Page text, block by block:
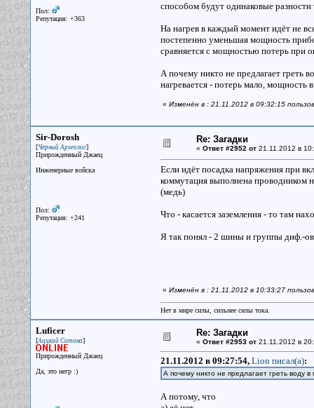
Пол:
Репутация: +363
способом будут одинаковые
На нагрев в каждый момент идёт не
постепенно уменьшая мощность
сравняется с мощностью потерь при
А почему никто не предлагает греть
нагревается - потерь мало, мощность
« Изменён в : 21.11.2012 в 09:32:15
Sir-Dorosh
[Черный Археолог]
Прирожденный Джаец
Инженерные войска
Пол:
Репутация: +241
Re: Загадки
« Ответ #2952 от21.11.2012 в
Если идёт посадка напряжения при
коммутация выполнена проводником
(медь)
Что - касается заземления - то там
Я так понял - 2 шины и группы диф.-ов
« Изменён в : 21.11.2012 в 10:33:27
Нет в мире силы, сильнее силы тока.
Luficer
[Аццкий Сотона]
Прирожденный Джаец
Да, это негр :)
Re: Загадки
« Ответ #2953 от21.11.2012 в
21.11.2012 в 09:27:54, Lion писал(a):
А почему никто не предлагает греть воду в
А потому, что